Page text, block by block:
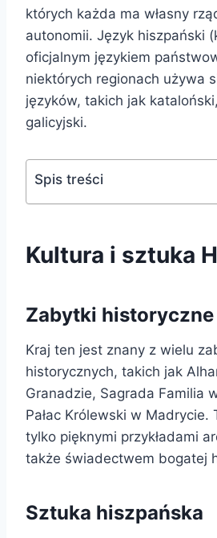
których każda ma własny
autonomii. Język hiszpański
oficjalnym językiem
niektórych regionach używa
języków, takich jak
galicyjski.
Spis treści
Kultura i sztuka
Zabytki historyczne
Kraj ten jest znany z wielu
historycznych, takich jak
Granadzie, Sagrada Familia
Pałac Królewski w Madrycie.
tylko pięknymi przykładami
także świadectwem bogatej
Sztuka hiszpańska